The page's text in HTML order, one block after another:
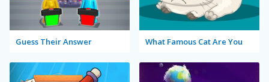
Guess Their Answer What Famous Cat Are You